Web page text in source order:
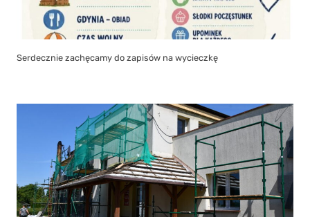
Serdecznie zachęcamy do zapisów na wycieczkę